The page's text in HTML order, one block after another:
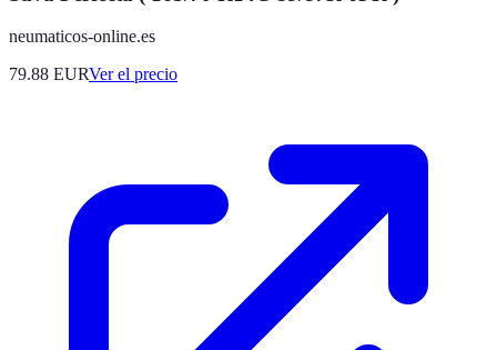
neumaticos-online.es
79.88 EURVer el precio